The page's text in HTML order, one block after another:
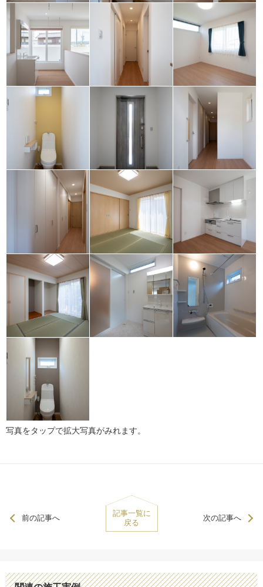
写真をタップで拡大写真がみれます。
前の記事へ
記事一覧に
戻る
次の記事へ